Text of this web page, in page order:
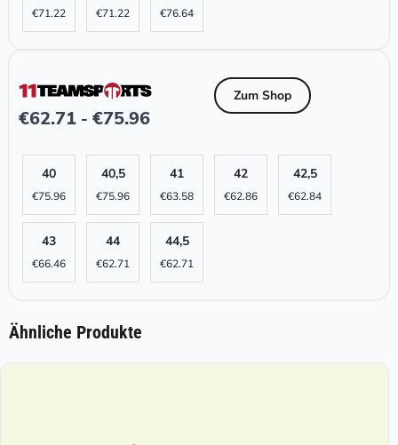
€71.22 €71.22 €76.64
€62.71 - €75.96
Zum Shop
40
€75.96
40,5
€75.96
41
€63.58
42
€62.86
42,5
€62.84
43
€66.46
44
€62.71
44,5
€62.71
Ähnliche Produkte